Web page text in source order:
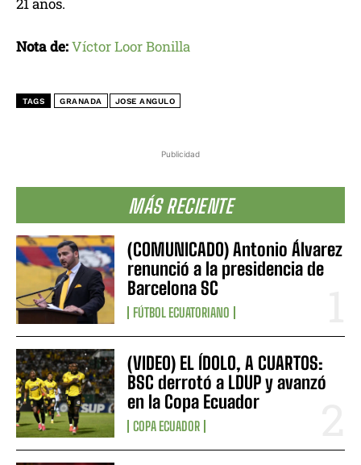
Publicidad
MÁS RECIENTE
(COMUNICADO) Antonio Álvarez
renunció a la presidencia de
Barcelona SC
FÚTBOL ECUATORIANO
(VIDEO) EL ÍDOLO, A CUARTOS:
BSC derrotó a LDUP y avanzó
en la Copa Ecuador
COPA ECUADOR
21 años.
Nota de:Víctor Loor Bonilla
TAGS GRANADA JOSE ANGULO